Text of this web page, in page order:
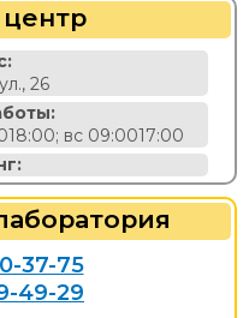
26
вс 09:0017:00
37-75
49-29